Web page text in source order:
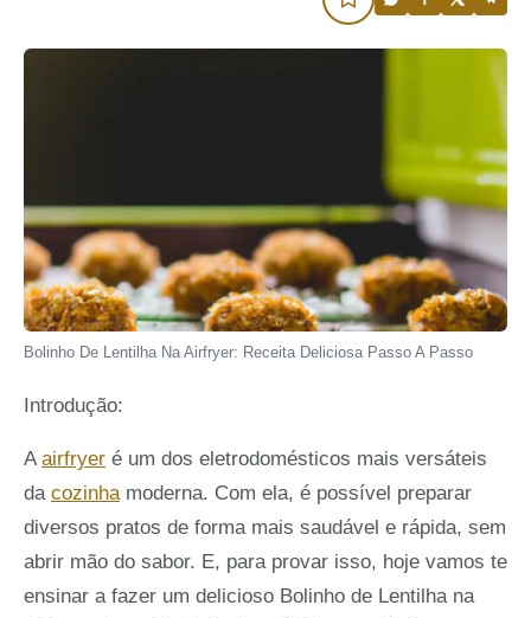
Bolinho De Lentilha Na Airfryer: Receita Deliciosa Passo A Passo
Introdução:
A airfryer é um dos eletrodomésticos mais versáteis
da cozinhamoderna. Com ela, é possível preparar
diversos pratos de forma mais saudável e rápida, sem
abrir mão do sabor. E, para provar isso, hoje vamos te
ensinar a fazer um delicioso Bolinho de Lentilha na